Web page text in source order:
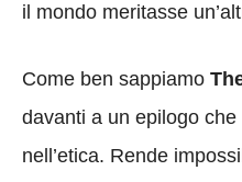
il mondo meritasse
Come ben sappiamo
davanti a un epilogo
nell’etica. Rende